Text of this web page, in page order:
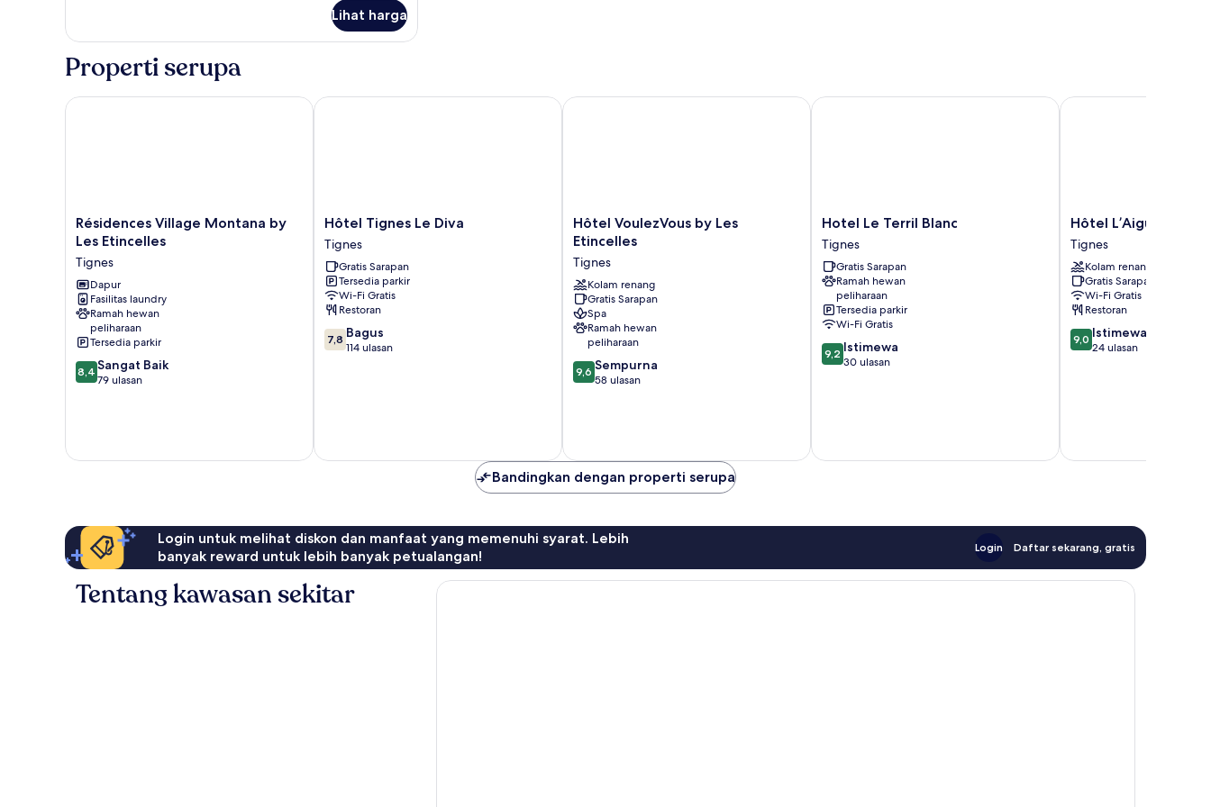
Kamar
Lihat harga
Properti serupa
Résidences
Village
by
Les
Etincelles
Tignes
Résidences Village Montana by
Les Etincelles
Tignes
Dapur
Fasilitas laundry
Ramah hewan
peliharaan
Tersedia parkir
8.4
dari
ulasan
8,4 Sangat Baik
79 ulasan
Résidences Village Montana by Les Etincelles
Hôtel
Tignes
Le
Diva
Tignes
Hôtel Tignes Le Diva
Tignes
Gratis Sarapan
Tersedia parkir
Wi-Fi Gratis
Restoran
7.8
dari
7,8 Bagus
114 ulasan
Hôtel Tignes Le Diva
Hôtel
VoulezVous
Les
Etincelles
Tignes
Hôtel VoulezVous by Les
Etincelles
Tignes
Kolam renang
Gratis Sarapan
Spa
Ramah hewan
peliharaan
9.6
dari
9,6 Sempurna
58 ulasan
Hôtel VoulezVous by Les Etincelles
Hotel
Le
Terril
Blanc
Tignes
Hotel Le Terril Blanc
Tignes
Gratis Sarapan
Ramah hewan
peliharaan
Tersedia parkir
Wi-Fi Gratis
9.2
dari
9,2 Istimewa
30 ulasan
Hotel Le Terril Blanc
Hôtel
L’Aiguille
Percée
Tignes
Hôtel L’Aiguille
Tignes
Kolam renang
Gratis Sarapan
Wi-Fi Gratis
Restoran
9.0
dari
9,0 Istimewa
24 ulasan
Hôtel L’Aiguille Percée
Bandingkan dengan properti serupa
Login untuk melihat diskon dan manfaat yang memenuhi syarat. Lebih
banyak reward untuk lebih banyak petualangan!
Login Daftar sekarang, gratis
Tentang kawasan sekitar